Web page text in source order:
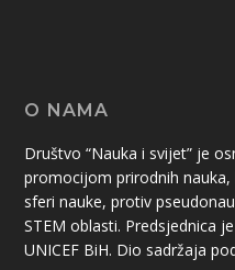
O NAMA
Društvo “Nauka i svijet” je
promocijom prirodnih
sferi nauke, protiv
STEM oblasti. Predsjednica
UNICEF BiH. Dio sadržaja